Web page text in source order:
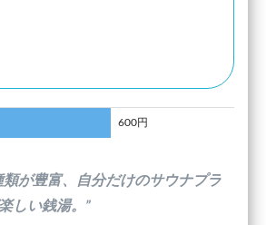
600円
類が豊富、自分だけのサウナプラ
しい銭湯。”